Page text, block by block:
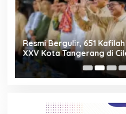
Resmi Bergulir, 651
XXV Kota Tangerang di